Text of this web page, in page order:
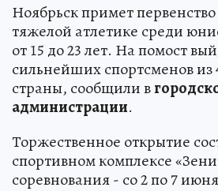
Ноябрьск примет
тяжелой атлетике среди
от 15 до 23 лет. На помост
сильнейших спортсменов из
страны, сообщили в
администрации.
Торжественное открытие
спортивном комплексе
соревнования - со 2 по 7